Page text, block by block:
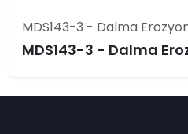
MDS143-3 - Dalma
MDS143-3 - Dalma